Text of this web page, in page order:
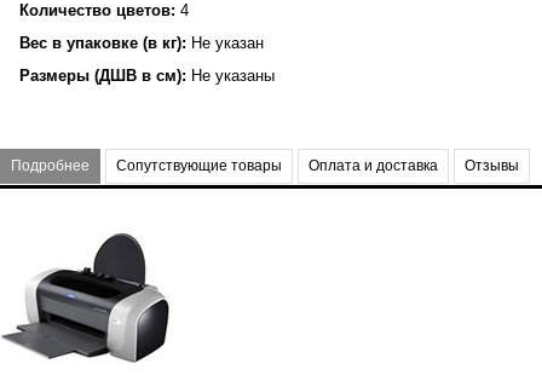
Количество цветов: 4
Вес в упаковке (в кг): Не указан
Размеры (ДШВ в см): Не указаны
Подробнее Сопутствующие товары Оплата и доставка Отзывы